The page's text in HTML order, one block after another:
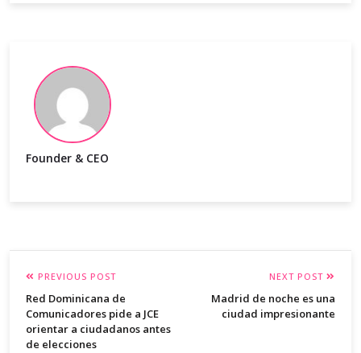
Founder & CEO
PREVIOUS POST
Red Dominicana de
Comunicadores pide a JCE
orientar a ciudadanos antes
de elecciones
NEXT POST
Madrid de noche es una
ciudad impresionante